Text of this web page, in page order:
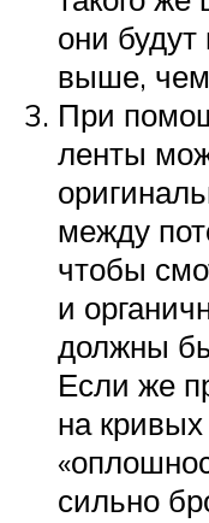
они будут
выше,
При
ленты
между
чтобы
и
должны
Если же
на кривых
сильно